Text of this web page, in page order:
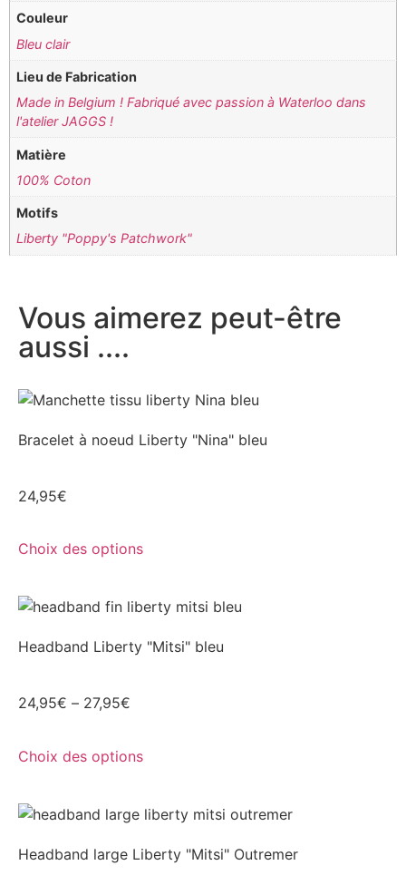
Couleur
Bleu clair
Lieu de Fabrication
Made in Belgium ! Fabriqué avec passion à Waterloo dans
l'atelier JAGGS !
Matière
100% Coton
Motifs
Liberty "Poppy's Patchwork"
Vous aimerez peut-être
aussi ....
Bracelet à noeud Liberty "Nina" bleu
24,95€
Choix des options
Headband Liberty "Mitsi" bleu
24,95€ – 27,95€
Choix des options
Headband large Liberty "Mitsi" Outremer